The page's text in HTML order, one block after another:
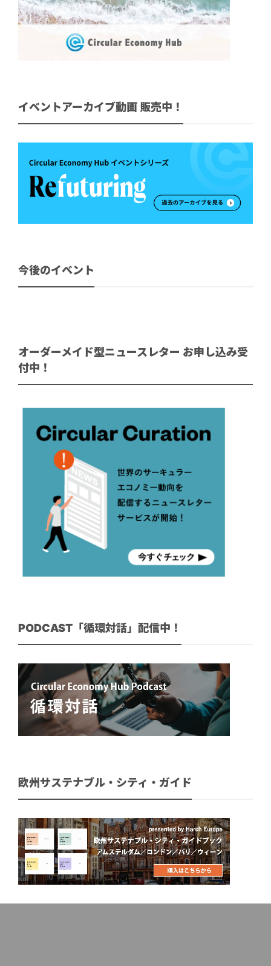
イベントアーカイブ動画 販売中！
今後のイベント
オーダーメイド型ニュースレター お申し込み受
付中！
PODCAST「循環対話」配信中！
欧州サステナブル・シティ・ガイド